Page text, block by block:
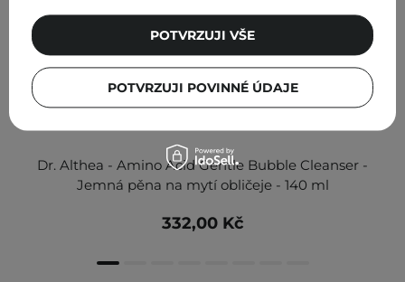
Dr. Althea - Amino Acid Gentle Bubble Cleanser -
Jemná pěna na mytí obličeje - 140 ml
332,00 Kč
POTVRZUJI POVINNÉ ÚDAJE
POTVRZUJI VŠE